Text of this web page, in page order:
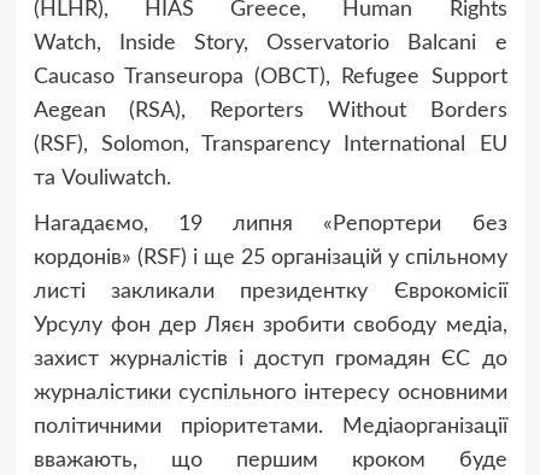
(HLHR), HIAS Greece, Human Rights
Watch, Inside Story, Osservatorio Balcani e
Caucaso Transeuropa (OBCT), Refugee Support
Aegean (RSA), Reporters Without Borders
(RSF), Solomon, Transparency International EU
та Vouliwatch.
Нагадаємо, 19 липня «Репортери без
кордонів» (RSF) і ще 25 організацій у спільному
листі закликали президентку Єврокомісії
Урсулу фон дер Ляєн зробити свободу медіа,
захист журналістів і доступ громадян ЄС до
журналістики суспільного інтересу основними
політичними пріоритетами. Медіаорганізації
вважають, що першим кроком буде